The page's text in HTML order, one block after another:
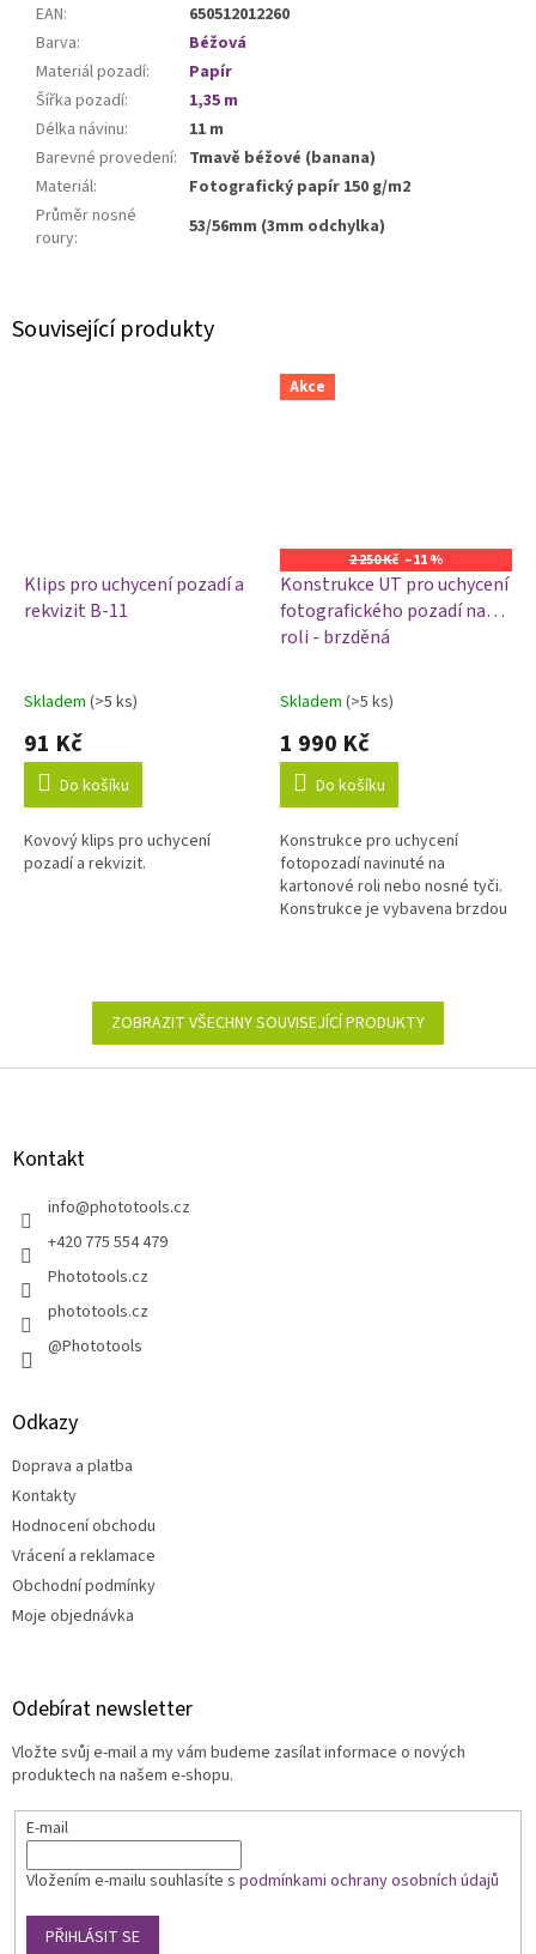
Související produkty
Klips pro uchycení pozadí a
rekvizit B-11
Průměrné
hodnocení
produktu
1,0
5
hvězdiček.
Skladem (>5 ks)
91 Kč
Do košíku
Kovový klips pro uchycení
pozadí a rekvizit.
Akce
2 250 Kč –11 %
Konstrukce UT pro uchycení
fotografického pozadí na
roli - brzděná
Průměrné
produktu
5,0
5
hvězdiček.
Skladem (>5 ks)
1 990 Kč
Do košíku
Konstrukce pro uchycení
fotopozadí navinuté na
kartonové roli nebo nosné tyči.
Konstrukce je vybavena brzdou
ZOBRAZIT VŠECHNY SOUVISEJÍCÍ PRODUKTY
EAN:
650512012260
Barva:
Béžová
Materiál pozadí:
Papír
Šířka pozadí:
1,35 m
Délka návinu:
11 m
Barevné provedení: Tmavě béžové (banana)
Materiál:
Fotografický papír 150 g/m2
Průměr nosné
roury: 53/56mm (3mm odchylka)
Z
Kontakt
info@phototools.cz
+420 775 554 479
Phototools.cz
phototools.cz
@Phototools
Odkazy
Doprava a platba
Kontakty
Hodnocení obchodu
Vrácení a reklamace
Obchodní podmínky
Moje objednávka
Odebírat newsletter
Vložte svůj e-mail a my vám budeme zasílat informace o nových
produktech na našem e-shopu.
E-mail
Vložením e-mailu souhlasíte s podmínkami ochrany osobních údajů
PŘIHLÁSIT SE